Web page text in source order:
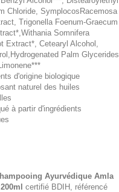
Chloride, SymplocosRacemosa
Trigonella Foenum-Graecum
Somnifera
Extract*, Cetearyl Alcohol,
Palm Glycerides
d'origine biologique
naturel des huiles
à partir d'ingrédients
Ayurvédique Amla
certifié BDIH, référencé